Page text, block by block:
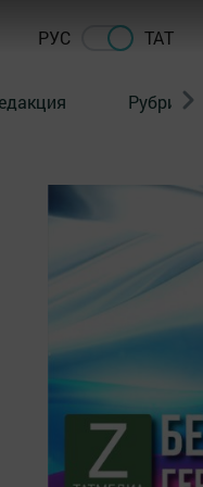
РУС ТАТ